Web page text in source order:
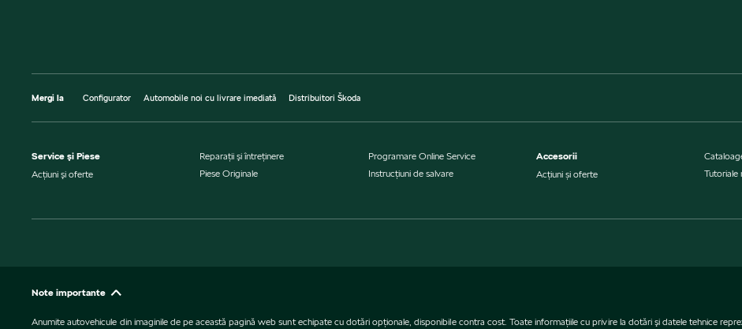
Mergi la Configurator Automobile noi cu livrare imediată Distribuitori Škoda
Service şi Piese
Acţiuni şi oferte
Reparaţii şi întreţinere
Piese Originale
Programare Online Service
Instrucţiuni de salvare
Accesorii
Acțiuni și oferte
Tutoriale
Note importante
Anumite autovehicule din imaginile de pe această pagină web sunt echipate cu dotări opţionale, disponibile contra cost. Toate informaţiile cu privire la dotări şi datele tehnice